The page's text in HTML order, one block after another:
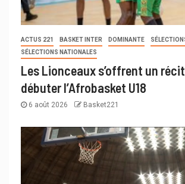
ACTUS 221 BASKET INTER DOMINANTE
SÉLECTIONS NATIONALES
Les Lionceaux s’offrent un
débuter l’Afrobasket U18
6 août 2026 Basket221